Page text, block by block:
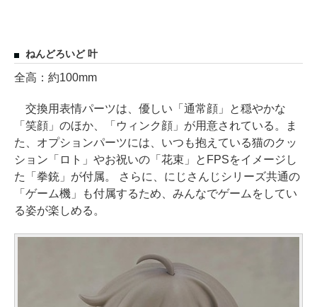
ねんどろいど 叶
全高：約100mm
交換用表情パーツは、優しい「通常顔」と穏やかな
「笑顔」のほか、「ウィンク顔」が用意されている。ま
た、オプションパーツには、いつも抱えている猫のクッ
ション「ロト」やお祝いの「花束」とFPSをイメージし
た「拳銃」が付属。 さらに、にじさんじシリーズ共通の
「ゲーム機」も付属するため、みんなでゲームをしてい
る姿が楽しめる。